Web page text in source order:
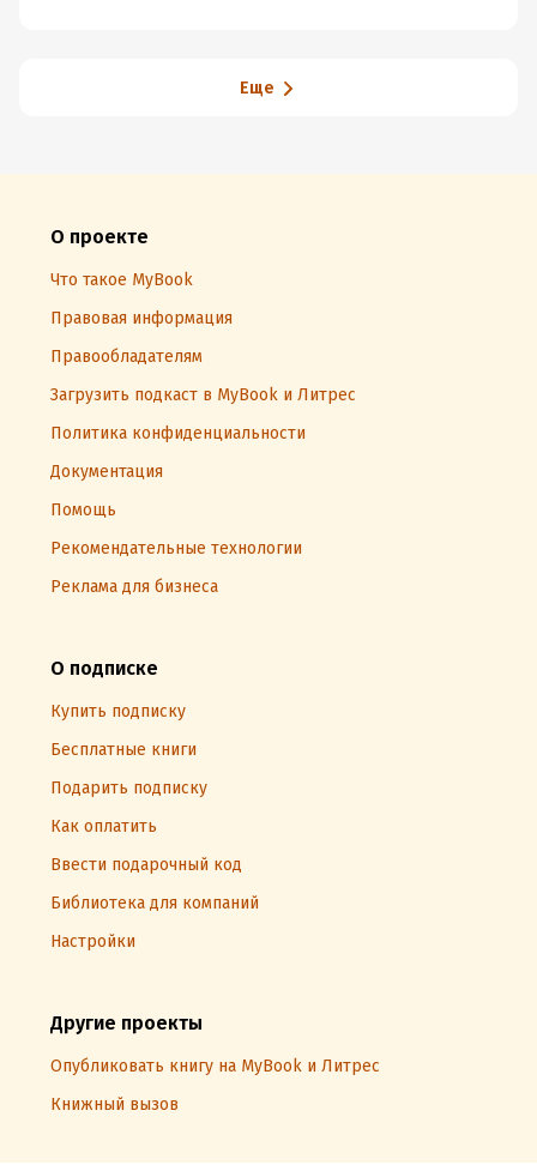
Еще
О проекте
Что такое MyBook
Правовая информация
Правообладателям
Загрузить подкаст в MyBook и Литрес
Политика конфиденциальности
Документация
Помощь
Рекомендательные технологии
Реклама для бизнеса
О подписке
Купить подписку
Бесплатные книги
Подарить подписку
Как оплатить
Ввести подарочный код
Библиотека для компаний
Настройки
Другие проекты
Опубликовать книгу на MyBook и Литрес
Книжный вызов